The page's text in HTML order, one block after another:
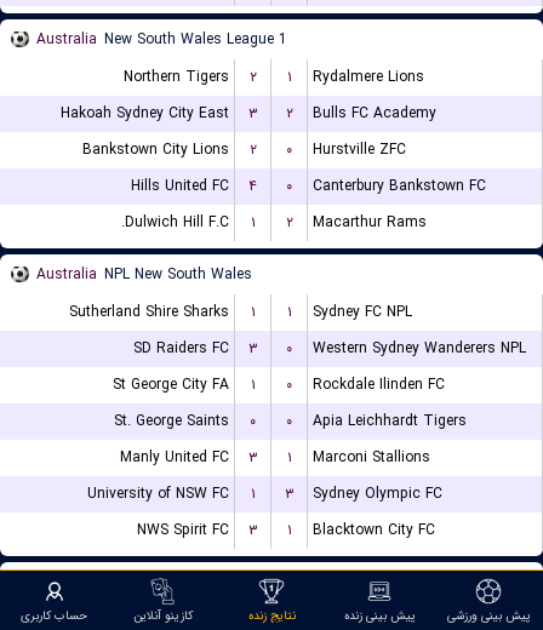
Australia New South Wales League 1
Northern Tigers
۲ ۱
Rydalmere Lions
Hakoah Sydney City East
۳ ۲
Bulls FC Academy
Bankstown City Lions
۲ ۰
Hurstville ZFC
Hills United FC
۴ ۰
Canterbury Bankstown FC
Dulwich Hill F.C.
۱ ۲ Macarthur Rams
Australia NPL New South Wales
Sutherland Shire Sharks
۱ ۱
Sydney FC NPL
SD Raiders FC
۳ ۰
Western Sydney Wanderers NPL
St George City FA
۱ ۰
Rockdale Ilinden FC
St. George Saints
۰ ۰
Apia Leichhardt Tigers
Manly United FC
۳ ۱
Marconi Stallions
University of NSW FC
۱ ۳
Sydney Olympic FC
NWS Spirit FC
۳ ۱ Blacktown City FC
Germany
FC Ingolstadt 04
۲ ۲ FC Wurzburger Kickersپیش بینی ورزشی پیش بینی زنده نتایج زنده کازینو آنلاین حساب کاربری